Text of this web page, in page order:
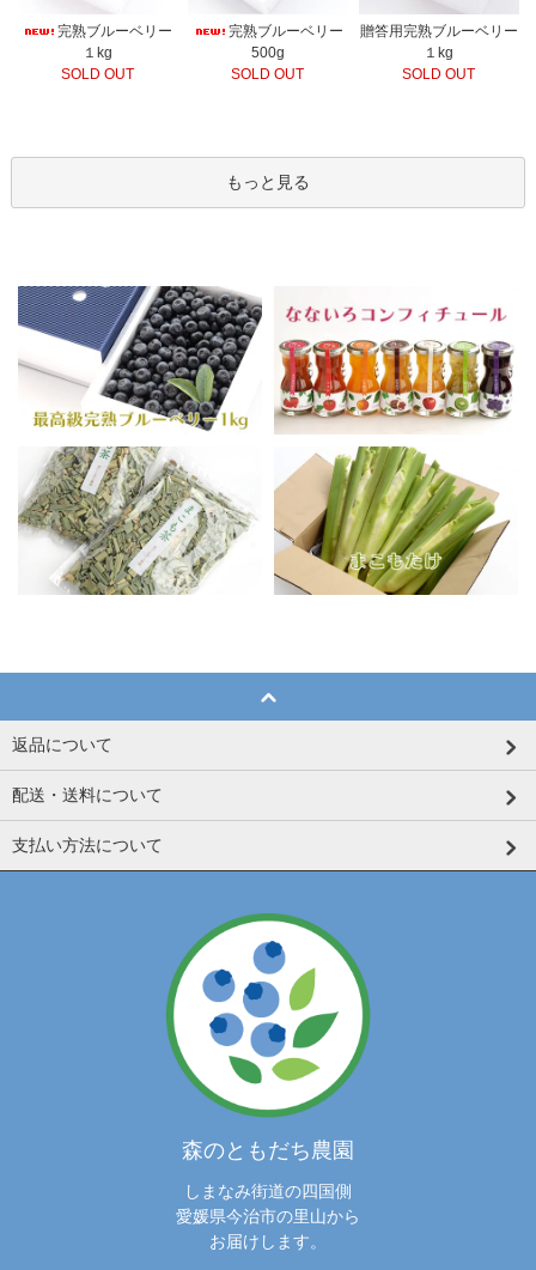
完熟ブルーベリー
１kg
SOLD OUT
完熟ブルーベリー
500g
SOLD OUT
贈答用完熟ブルーベリー
１kg
SOLD OUT
もっと見る
返品について
配送・送料について
支払い方法について
森のともだち農園
しまなみ街道の四国側
愛媛県今治市の里山から
お届けします。